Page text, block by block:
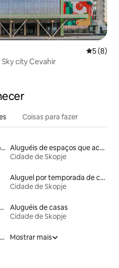
5 de
5 (8)
city Cevahir
Coisas para fazer
Aluguel por temporada de lofts
Aluguéis de espaços que aceitam animais de estimação
Cidade de Skopje
Aluguel por temporada de casas de hóspedes
Cidade de Skopje
Aluguel por temporada de flats
Aluguéis de casas
Cidade de Skopje
Locações por temporada com piscina
Mostrar mais